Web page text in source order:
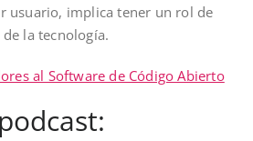
usuario, implica tener un rol de
la tecnología.
al Software de Código Abierto